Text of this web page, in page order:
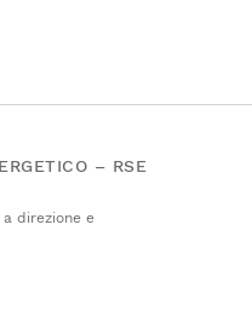
– RSE
direzione e